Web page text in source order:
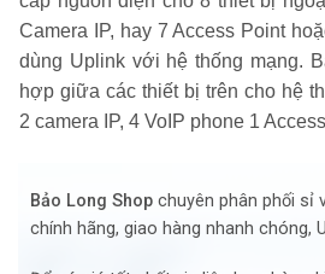
Camera IP, hay 7 Access Point
dùng Uplink với hệ thống mạng.
hợp giữa các thiết bị trên cho hệ
2 camera IP, 4 VoIP phone 1
Bảo Long Shop chuyên phân phối sỉ
chính hãng, giao hàng nhanh chóng,